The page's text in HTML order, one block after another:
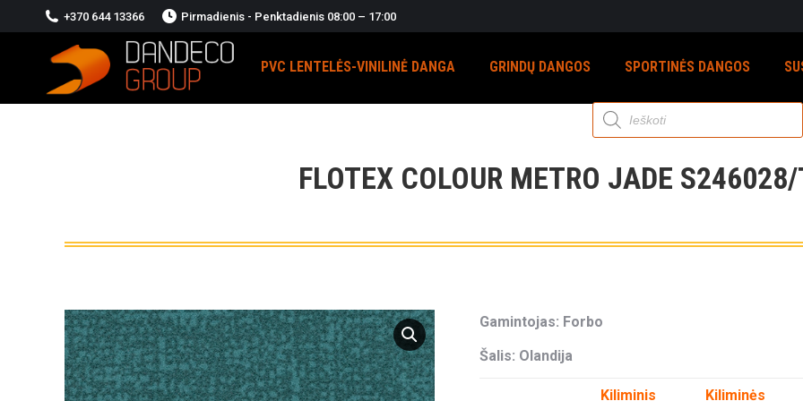
+370 644 13366 Pirmadienis - Penktadienis 08:00 – 17:00
PVC LENTELĖS-VINILINĖ DANGA GRINDŲ DANGOS SPORTINĖS DANGOS
Products
search
FLOTEX COLOUR METRO JADE
Gamintojas: Forbo
Šalis: Olandija
Kiliminis
Kiliminės